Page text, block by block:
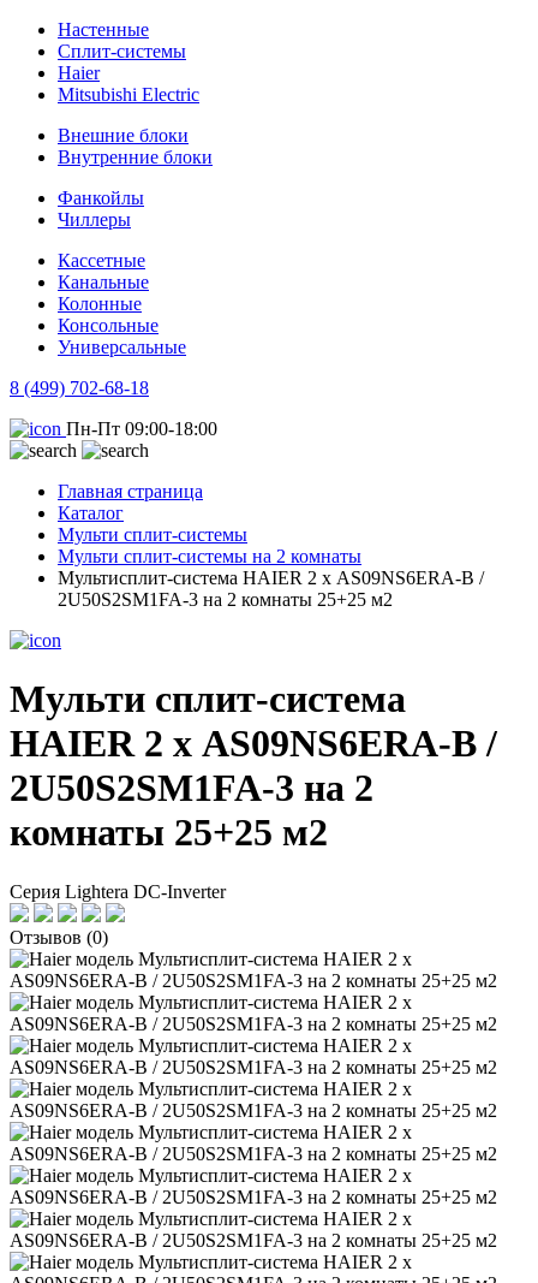
Настенные
Сплит-системы
Haier
Mitsubishi Electric
Внешние блоки
Внутренние блоки
Фанкойлы
Чиллеры
Кассетные
Канальные
Колонные
Консольные
Универсальные
8 (499) 702-68-18
Пн-Пт 09:00-18:00
Главная страница
Каталог
Мульти сплит-системы
Мульти сплит-системы на 2 комнаты
Мультисплит-система HAIER 2 х AS09NS6ERA-B /
2U50S2SM1FA-3 на 2 комнаты 25+25 м2
Мульти сплит-система
HAIER 2 х AS09NS6ERA-B /
2U50S2SM1FA-3 на 2
комнаты 25+25 м2
Серия Lightera DC-Inverter
Отзывов (0)